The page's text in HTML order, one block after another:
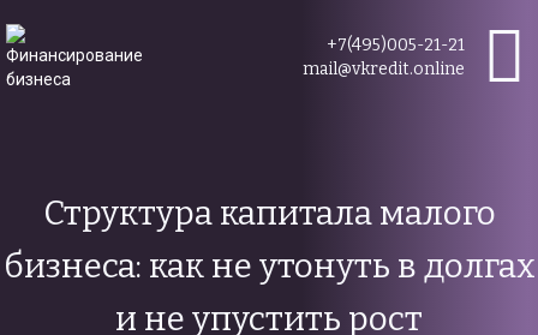
+7(495)005-21-21
mail@vkredit.online
Структура капитала малого
бизнеса: как не утонуть в долгах
и не упустить рост